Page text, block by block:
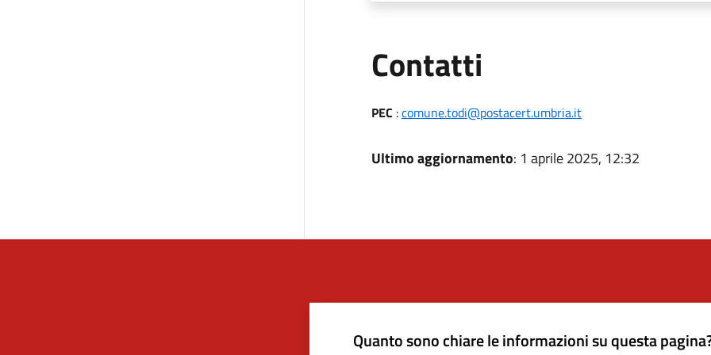
Contatti
PEC :comune.todi@postacert.umbria.it
Ultimo aggiornamento: 1 aprile 2025, 12:32
Quanto sono chiare le informazioni su questa